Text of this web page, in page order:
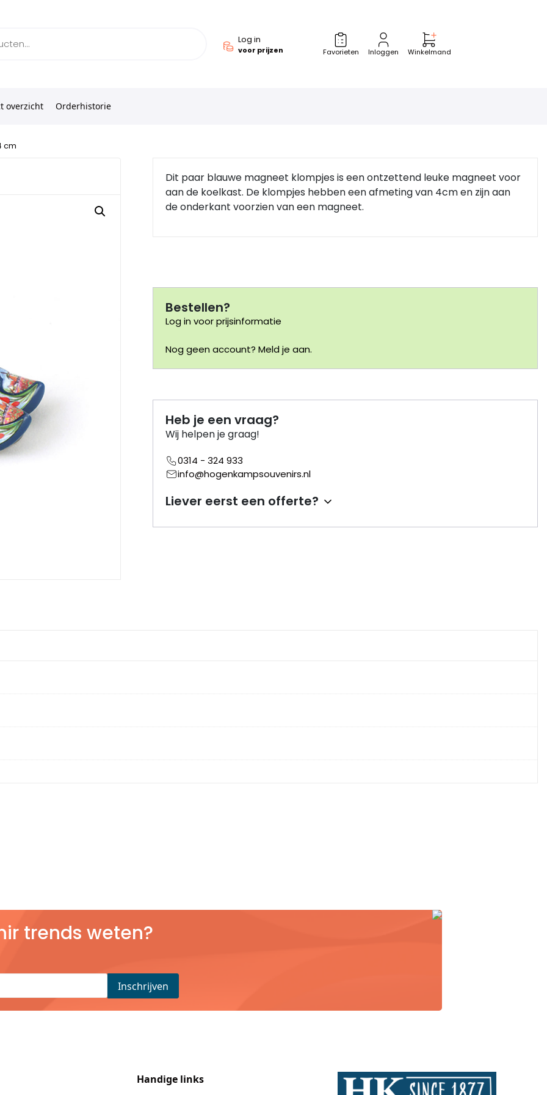
Log in
voor prijzen Favorieten Inloggen Winkelmand
overzicht Orderhistorie
cm
Dit paar blauwe magneet klompjes is een ontzettend leuke magneet voor
aan de koelkast. De klompjes hebben een afmeting van 4cm en zijn aan
de onderkant voorzien van een magneet.
Bestellen?
Log in voor prijsinformatie
Nog geen account? Meld je aan.
Heb je een vraag?
Wij helpen je graag!
0314 - 324 933
info@hogenkampsouvenirs.nl
Liever eerst een offerte?
trends weten?
Handige links